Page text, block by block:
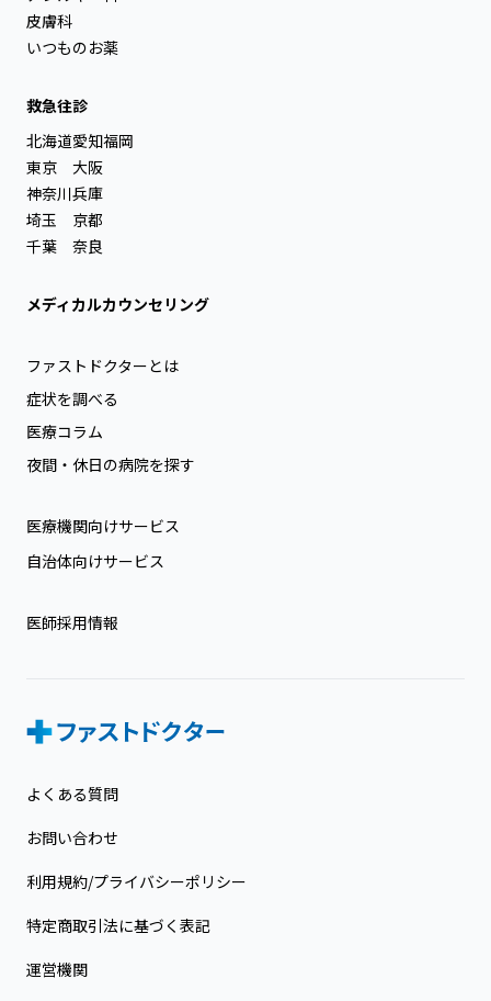
皮膚科
いつものお薬
救急往診
北海道
東京
神奈川
埼玉
千葉
愛知
大阪
兵庫
京都
奈良
福岡
メディカルカウンセリング
ファストドクターとは
症状を調べる
医療コラム
夜間・休日の病院を探す
医療機関向けサービス
自治体向けサービス
医師採用情報
よくある質問
お問い合わせ
利用規約/プライバシーポリシー
特定商取引法に基づく表記
運営機関